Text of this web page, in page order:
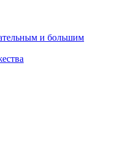
и большим